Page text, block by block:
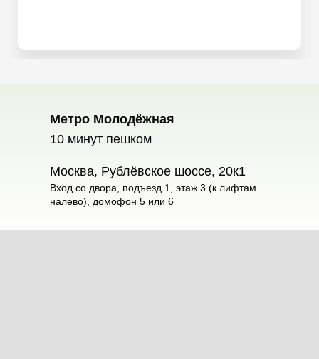
Метро Молодёжная
10 минут пешком
Москва, Рублёвское шоссе, 20к1
Вход со двора, подъезд 1, этаж 3 (к лифтам
налево), домофон 5 или 6